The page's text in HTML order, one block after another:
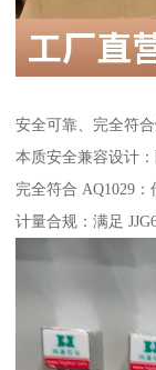
安全可靠、完全符
本质安全兼容设计
完全符合 AQ1029
计量合规：满足